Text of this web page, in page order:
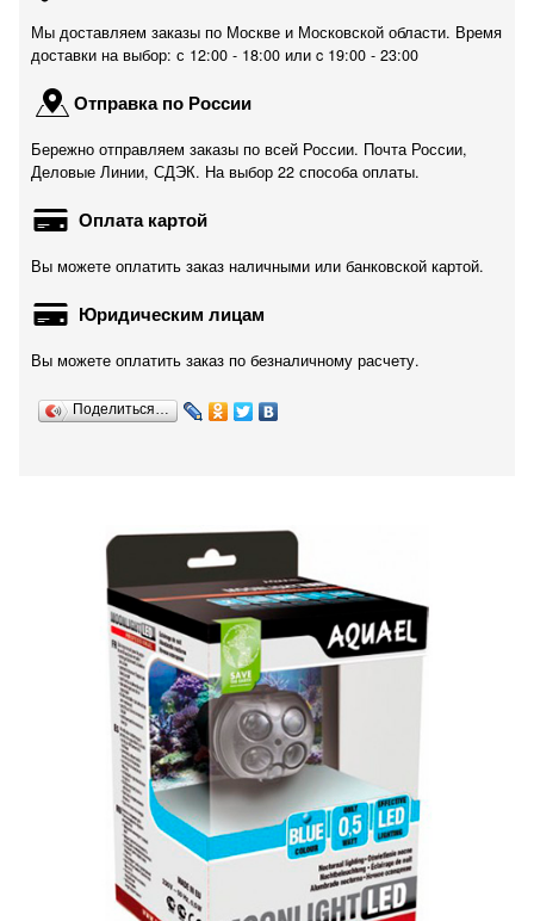
Мы доставляем заказы по Москве и Московской области. Время
доставки на выбор: с 12:00 - 18:00 или c 19:00 - 23:00
Отправка по России
Бережно отправляем заказы по всей России. Почта России,
Деловые Линии, СДЭК. На выбор 22 способа оплаты.
Оплата картой
Вы можете оплатить заказ наличными или банковской картой.
Юридическим лицам
Вы можете оплатить заказ по безналичному расчету.
Поделиться…